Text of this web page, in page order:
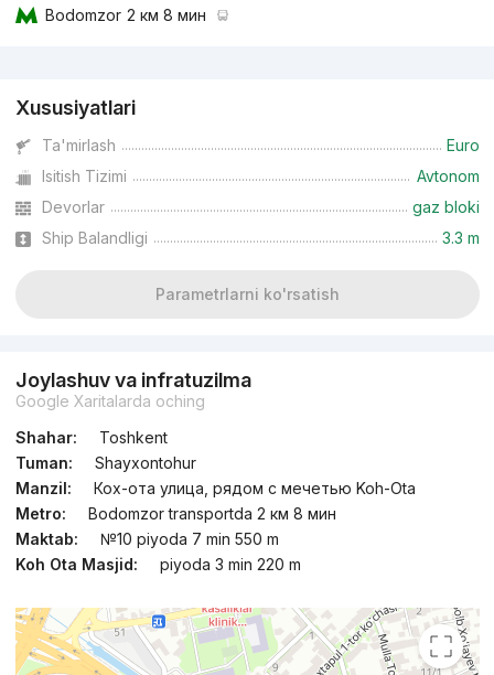
Bodomzor 2 км 8 мин
Xususiyatlari
Ta'mirlash
Euro
Isitish Tizimi
Avtonom
Devorlar
gaz bloki
Ship Balandligi
3.3 m
Parametrlarni ko'rsatish
Joylashuv va infratuzilma
Google Xaritalarda oching
Shahar:
Toshkent
Tuman:
Shayxontohur
Manzil:
Кох-ота улица, рядом с мечетью Koh-Ota
Metro:
Bodomzor transportda 2 км 8 мин
Maktab:
№10 piyoda 7 min 550 m
Koh Ota Masjid:
piyoda 3 min 220 m